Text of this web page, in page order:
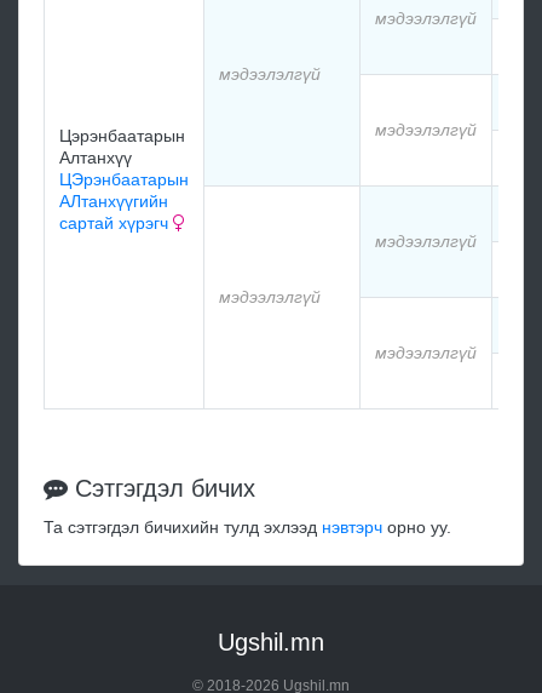
Цэрэнбаатарын
Алтанхүү
ЦЭрэнбаатарын
АЛтанхүүгийн
сартай хүрэгч
мэдээлэлгүй
мэдээлэлгүй
мэдээлэлгүй
мэдээлэлгүй
мэдээлэлгүй
мэдээлэлгүй
Сэтгэгдэл бичих
Та сэтгэгдэл бичихийн тулд эхлээд нэвтэрч орно уу.
Ugshil.mn
© 2018-2026 Ugshil.mn